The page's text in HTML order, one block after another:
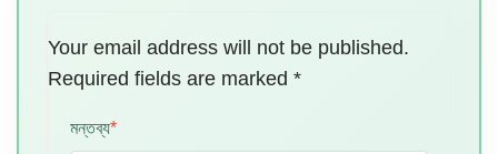
Your email address will not be published.
Required fields are marked *
মন্তব্য*